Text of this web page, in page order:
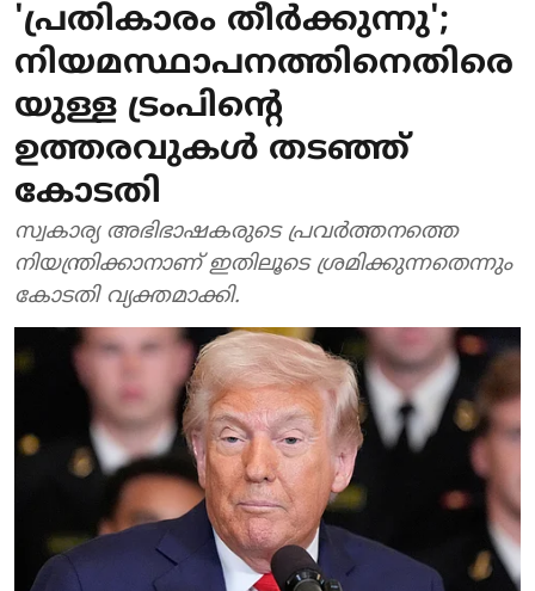
'പ്രതികാരം തീർക്കുന്നു';
നിയമസ്ഥാപനത്തിനെതിരെ
യുള്ള ട്രംപിന്റെ
ഉത്തരവുകൾ തടഞ്ഞ്
കോടതി
സ്വകാര്യ അഭിഭാഷകരുടെ പ്രവർത്തനത്തെ
നിയന്ത്രിക്കാനാണ് ഇതിലൂടെ ശ്രമിക്കുന്നതെന്നും
കോടതി വ്യക്തമാക്കി.